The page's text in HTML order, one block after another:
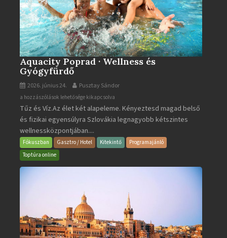
Aquacity Poprad · Wellness és
Gyógyfürdő
2026. június 24. Pusztay Sándor
Aquacity
Poprad
·
Wellness
és
Gyógyfürdő
a hozzászólások lehetősége kikapcsolva
Tűz és Víz.Az élet két alapeleme. Kényeztesd magad belső
és fizikai egyensúlyra Szlovákia legnagyobb kétszintes
wellnessközpontjában....
Fókuszban Gasztro / Hotel Kitekintő
Programajánló
Toptúra online